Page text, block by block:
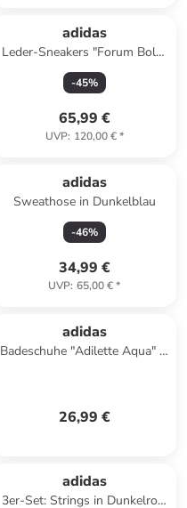
adidas
Leder-Sneakers "Forum Bold"
in Weiß
-45%
65,99 €
UVP: 120,00 €*
adidas
Sweathose in Dunkelblau
-46%
34,99 €
UVP: 65,00 €*
adidas
Badeschuhe "Adilette Aqua" in
26,99 €
adidas
3er-Set: Strings in Dunkelrot/